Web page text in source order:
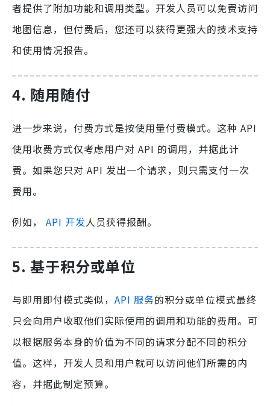
者提供了附加功能和调用类型。开发人员可以免费访问
地图信息，但付费后，您还可以获得更强大的技术支持
和使用情况报告。
4. 随用随付
进一步来说，付费方式是按使用量付费模式。这种 API
使用收费方式仅考虑用户对 API 的调用，并据此计
费。如果您只对 API 发出一个请求，则只需支付一次
费用。
例如， API 开发人员获得报酬。
5. 基于积分或单位
与即用即付模式类似， API 服务的积分或单位模式最终
只会向用户收取他们实际使用的调用和功能的费用。可
以根据服务本身的价值为不同的请求分配不同的积分
值。这样，开发人员和用户就可以访问他们所需的内
容，并据此制定预算。